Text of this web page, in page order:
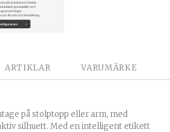
din produkt och ladda
ljusdatafiler och
oss för pris och beställning.
›
ARTIKLAR VARUMÄRKE
på stolptopp eller arm, med
silhuett. Med en intelligent etikett